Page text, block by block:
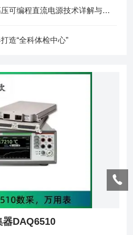
高压动力之源——高压可编程直流电源技术详解与行业应用
造“全科体检中心”
器DAQ6510